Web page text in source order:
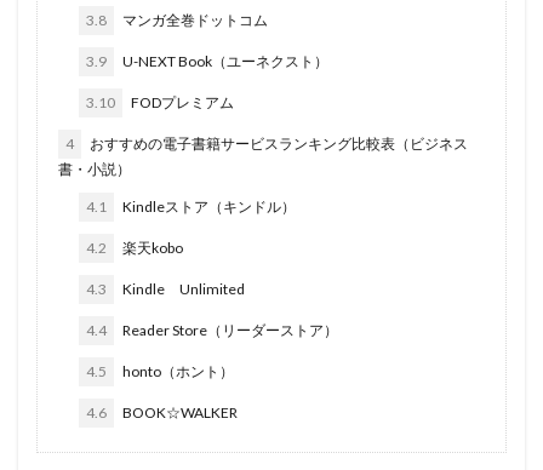
3.8 マンガ全巻ドットコム
3.9 U-NEXT Book（ユーネクスト）
3.10 FODプレミアム
4
おすすめの電子書籍サービスランキング比較表（ビジネス
書・小説）
4.1 Kindleストア（キンドル）
4.2 楽天kobo
4.3 Kindle Unlimited
4.4 Reader Store（リーダーストア）
4.5 honto（ホント）
4.6 BOOK☆WALKER